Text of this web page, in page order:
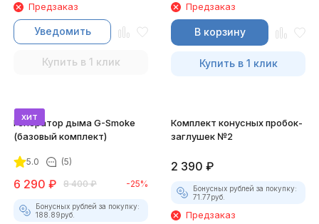
Предзаказ
Уведомить
Купить в 1 клик
Предзаказ
В корзину
Купить в 1 клик
хит
Генератор дыма G-Smoke
(базовый комплект)
5.0 (5)
6 290 ₽ 8 400 ₽ -25%
Бонусных рублей за покупку:
188.89руб.
Комплект конусных пробок-
заглушек №2
2 390 ₽
Бонусных рублей за покупку:
71.77руб.
Предзаказ